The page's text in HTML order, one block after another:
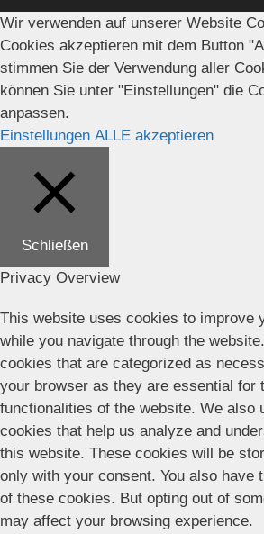
Wir verwenden auf unserer Website
Cookies akzeptieren mit dem Button
stimmen Sie der Verwendung aller
können Sie unter "Einstellungen" die
anpassen.
Einstellungen ALLE akzeptieren
Schließen
Privacy Overview
This website uses cookies to improve
while you navigate through the
cookies that are categorized as
your browser as they are essential for
functionalities of the website. We also
cookies that help us analyze and
this website. These cookies will be
only with your consent. You also have
of these cookies. But opting out of
may affect your browsing experience.